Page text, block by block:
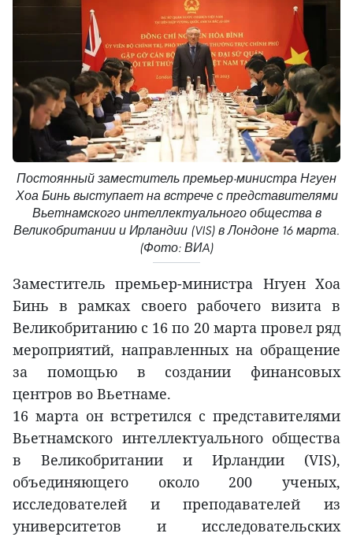
Постоянный заместитель премьер-министра Нгуен
Хоа Бинь выступает на встрече с представителями
Вьетнамского интеллектуального общества в
Великобритании и Ирландии (VIS) в Лондоне 16 марта.
(Фото: ВИA)
Заместитель премьер-министра Нгуен Хоа
Бинь в рамках своего рабочего визита в
Великобританию с 16 по 20 марта провел ряд
мероприятий, направленных на обращение
за помощью в создании финансовых
центров во Вьетнаме.
16 марта он встретился с представителями
Вьетнамского интеллектуального общества
в Великобритании и Ирландии (VIS),
объединяющего около 200 ученых,
исследователей и преподавателей из
университетов и исследовательских